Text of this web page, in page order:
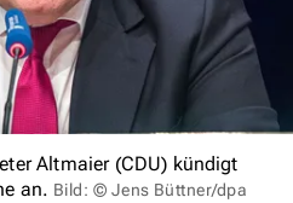
Altmaier (CDU) kündigt
an. Bild: © Jens Büttner/dpa